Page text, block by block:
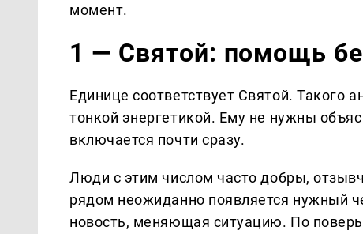
момент.
1 — Святой: помощь
Единице соответствует Святой. Такого
тонкой энергетикой. Ему не нужны
включается почти сразу.
Люди с этим числом часто добры,
рядом неожиданно появляется нужный
новость, меняющая ситуацию. По